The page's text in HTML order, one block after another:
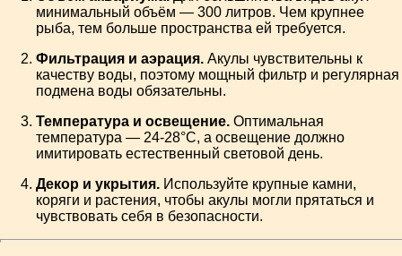
минимальный объём — 300 литров. Чем крупнее
рыба, тем больше пространства ей требуется.
Фильтрация и аэрация. Акулы чувствительны к
качеству воды, поэтому мощный фильтр и регулярная
подмена воды обязательны.
Температура и освещение. Оптимальная
температура — 24-28°C, а освещение должно
имитировать естественный световой день.
Декор и укрытия. Используйте крупные камни,
коряги и растения, чтобы акулы могли прятаться и
чувствовать себя в безопасности.